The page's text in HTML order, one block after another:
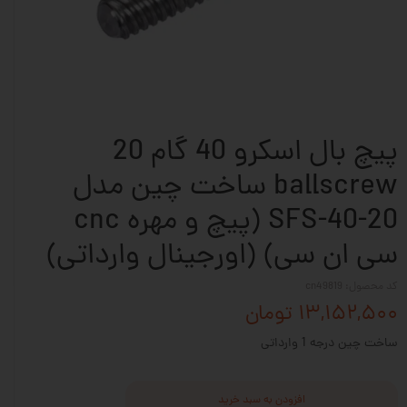
پیچ بال اسکرو 40 گام 20
ballscrew ساخت چین مدل
SFS-40-20 (پیچ و مهره cnc
سی ان سی) (اورجینال وارداتی)
۱۳,۱۵۲,۵۰۰ تومان
ساخت چین درجه 1 وارداتی
افزودن به سبد خرید